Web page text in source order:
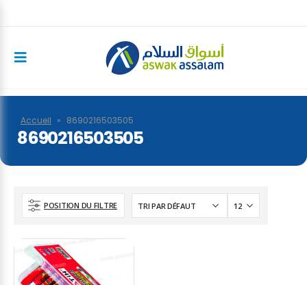
Accueil » 8690216503505
8690216503505
POSITION DU FILTRE